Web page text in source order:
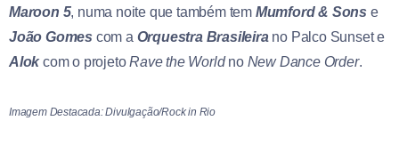
Maroon 5, numa noite que também tem Mumford & Sons e
João Gomes com a Orquestra Brasileirano Palco Sunset e
Alokcom o projetoRave the Worldno New Dance Order.
Imagem Destacada: Divulgação/Rock in Rio